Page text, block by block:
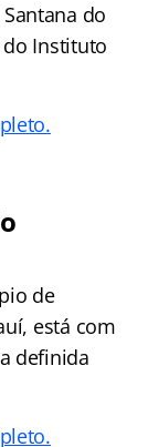
do
Instituto
de
está com
definida